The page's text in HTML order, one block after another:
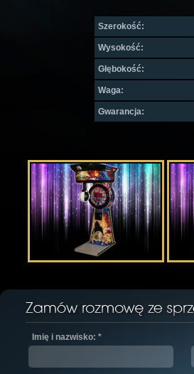
Szerokość:
Wysokość:
Głębokość:
Waga:
Gwarancja:
Imię i nazwisko: *